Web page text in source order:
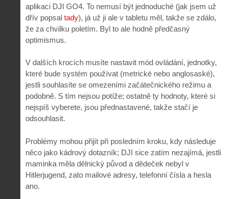
aplikaci DJI GO4. To nemusí být jednoduché (jak jsem už
dřív popsal tady), já už ji ale v tabletu měl, takže se zdálo,
že za chvilku poletím. Byl to ale hodně předčasný
optimismus.
V dalších krocích musíte nastavit mód ovládání, jednotky,
které bude systém používat (metrické nebo anglosaské),
jestli souhlasíte se omezeními začátečnického režimu a
podobně. S tím nejsou potíže; ostatně ty hodnoty, které si
nejspíš vyberete, jsou přednastavené, takže stačí je
odsouhlasit.
Problémy mohou přijít při posledním kroku, kdy následuje
něco jako kádrový dotazník; DJI sice zatím nezajímá, jestli
maminka měla dělnický původ a dědeček nebyl v
Hitlerjugend, zato mailové adresy, telefonní čísla a hesla
ano.